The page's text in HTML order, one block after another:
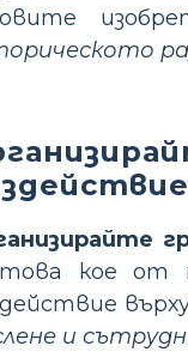
кое от
и